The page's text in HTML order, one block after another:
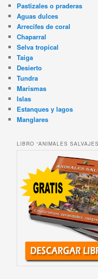
Pastizales o praderas
Aguas dulces
Arrecifes de coral
Chaparral
Selva tropical
Taiga
Desierto
Tundra
Marismas
Islas
Estanques y lagos
Manglares
LIBRO “ANIMALES